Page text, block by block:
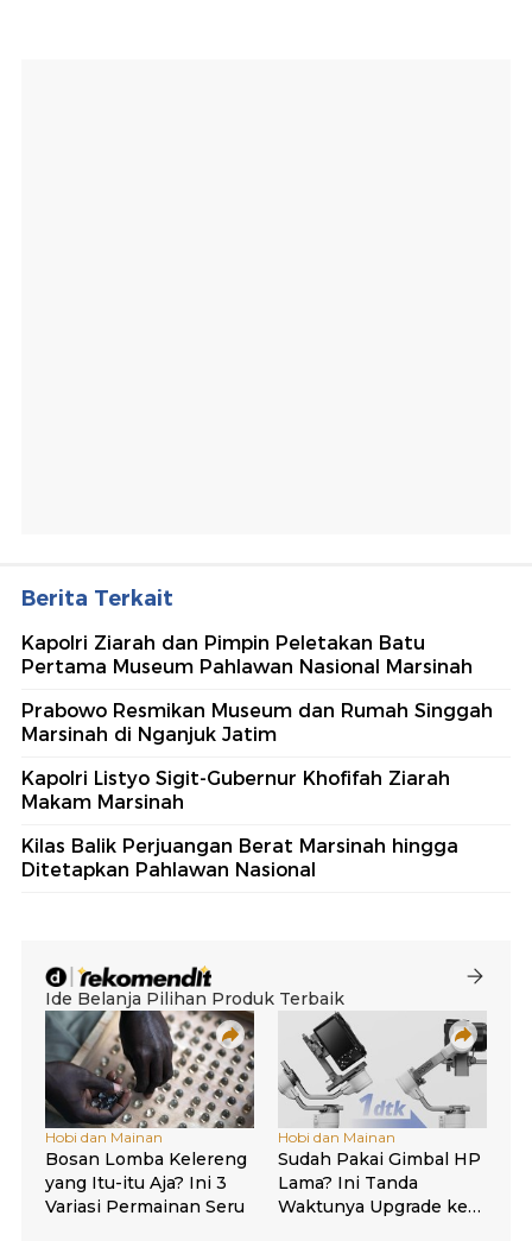
Berita Terkait
Kapolri Ziarah dan Pimpin Peletakan Batu
Pertama Museum Pahlawan Nasional Marsinah
Prabowo Resmikan Museum dan Rumah Singgah
Marsinah di Nganjuk Jatim
Kapolri Listyo Sigit-Gubernur Khofifah Ziarah
Makam Marsinah
Kilas Balik Perjuangan Berat Marsinah hingga
Ditetapkan Pahlawan Nasional